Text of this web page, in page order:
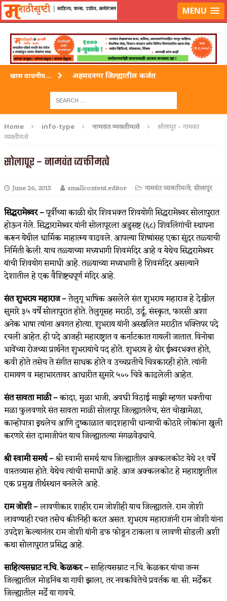
लॉग-इन करा|लेखक नोंदणी करा MENU
खास वाचनीय... अहमदनगर जिल्ह्यातील कर्जत
अहमदपूर – लातूर जिल्ह्यातील महत्त्वाचे शहर
गडचिरोली जिल्ह्यातील आदिवासींचे ‘ढोल’ नृत्य
Home info-type नामवंत व्यक्तीमत्वे
सोलापूर – नामवंत
व्यक्तीमत्वे
सोलापूर – नामवंत व्यक्तीमत्वे
June 26, 2015 smallcontent.editor नामवंत व्यक्तीमत्वे,सोलापूर
सिद्धरामेश्र्वर –पूर्वीच्या काळी थोर शिवभक्त शिवयोगी सिद्धरामेश्र्वर सोलापुरात
होऊन गेले. सिद्धारामेश्र्वर यांनी सोलापूरला अडुसष्ट (६८) शिवलिंगांची स्थापना
करून येथील धार्मिक माहात्म्य वाढवले. आपल्या शिष्यांसह एका सुंदर तळ्याची
निर्मिती केली. याच तळ्याच्या मध्यभागी शिवमंदिर आहे व येथेच सिद्धरामेश्र्वर
यांची शिवयोग समाधी आहे. तळ्याच्या मध्यभागी हे शिवमंदिर असल्याने
देशातील हे एक वैशिष्ट्यपूर्ण मंदिर आहे.
संत शुभराय महाराज –तेलुगू भाषिक असलेले संत शुभराय महाराज हे देखील
सुमारे ३५ वर्षे सोलापुरात होते. तेलुगूसह मराठी, उर्दू, संस्कृत, फारसी अशा
अनेक भाषा त्यांना अवगत होत्या. शुभराय यांनी अस्खलित मराठीत भक्तिपर पदे
रचली आहेत. ही पदे आजही महाराष्ट्रात व कर्नाटकात गायली जातात. विनोबा
भावेंच्या रोजच्या प्रार्थनेत शुभरायांचे पद होते. शुभराय हे थोर ईश्र्वरभक्त होते,
कवी होते तसेच ते संगीत साधक होते व उच्चप्रतीचे चित्रकारही होते. त्यांनी
रामायण व महाभारतावर आधारीत सुमारे ५०० चित्रे काढलेली आहेत.
संत सावता माळी –कांदा, मुळा भाजी, अवघी विठाई माझी म्हणत भक्तीचा
मळा फुलवणारे संत सावता माळी सोलापूर जिल्ह्यातलेच, संत चोखामेळा,
कान्होपात्रा इथलेच आणि दुष्काळात बादशहाची धान्याची कोठारे लोकांना खुली
करणारे संत दामाजीपंत याच जिल्ह्यातल्या मंगळवेढ्याचे.
श्री स्वामी समर्थ –श्री स्वामी समर्थ याच जिल्ह्यातील अक्कलकोट येथे २१ वर्षे
वास्तव्यास होते. येथेच त्यांची समाधी आहे. आज अक्कलकोट हे महाराष्ट्रातील
एक प्रमुख तीर्थस्थान बनलेले आहे.
राम जोशी –लावणीकार शाहीर राम जोशीही याच जिल्ह्यातले. राम जोशी
लावण्याही रचत तसेच कीर्तनेही करत असत. शुभराय महाराजांनी राम जोशी यांना
उपदेश केल्यानंतर राम जोशी यांनी डफ फोडून टाकला व लावणी सोडली अशी
कथा सोलापुरात प्रसिद्ध आहे.
साहित्यसम्राट न.चि. केळकर –साहित्यसम्राट न.चि. केळकर यांचा जन्म
जिल्ह्यातील मोडनिंब या गावी झाला, तर नवकवितेचे प्रवर्तक बा. सी. मर्ढेकर
जिल्ह्यातील मर्ढे या गावचे.